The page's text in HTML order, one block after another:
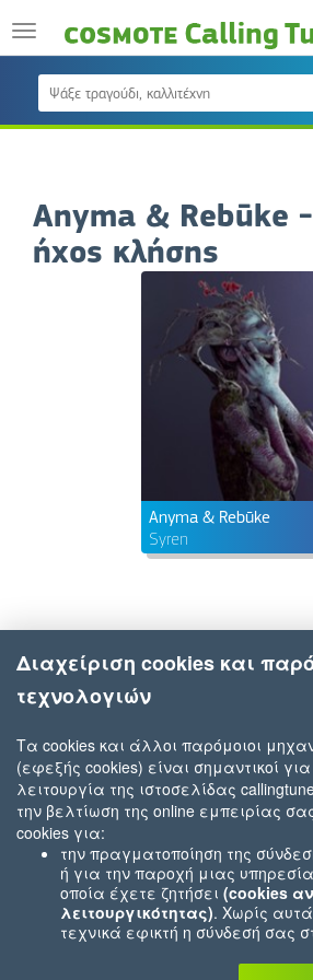
Anyma & Rebūke
ήχος κλήσης
Anyma & Rebūke
Syren
Διαχείριση cookies και
τεχνολογιών
Τα cookies και άλλοι παρόμοιοι
(εφεξής cookies) είναι σημαντικοί
λειτουργία της ιστοσελίδας
την βελτίωση της online εμπειρίας
cookies για:
την πραγματοποίηση της
ή για την παροχή μιας
οποία έχετε ζητήσει (cookies
λειτουργικότητας). Χωρίς
τεχνικά εφικτή η σύνδεσή σας
που εσείς μας ζητήσατε